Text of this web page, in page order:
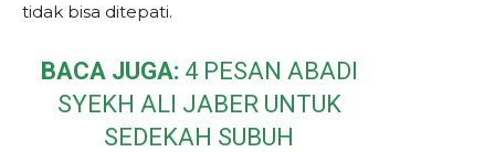
tidak bisa ditepati.
BACA JUGA: 4 PESAN ABADI
SYEKH ALI JABER UNTUK
SEDEKAH SUBUH